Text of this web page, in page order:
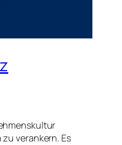
verankern. Es